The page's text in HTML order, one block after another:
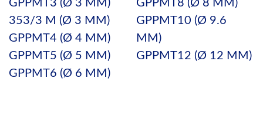
GPPMT3 (Ø 3 MM)
353/3 M (Ø 3 MM)
GPPMT4 (Ø 4 MM)
GPPMT5 (Ø 5 MM)
GPPMT6 (Ø 6 MM)
GPPMT8 (Ø 8 MM)
GPPMT10 (Ø 9.6
MM)
GPPMT12 (Ø 12 MM)